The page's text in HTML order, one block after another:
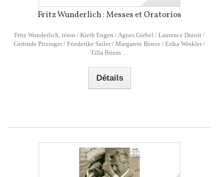
Fritz Wunderlich : Messes et Oratorios
Fritz Wunderlich, ténor / Kieth Engen / Agnes Giebel / Laurence Dutoit /
Gertrude Pitzinger / Friederike Sailer / Margarete Bence / Erika Winkler /
Tilla Briem …
Détails